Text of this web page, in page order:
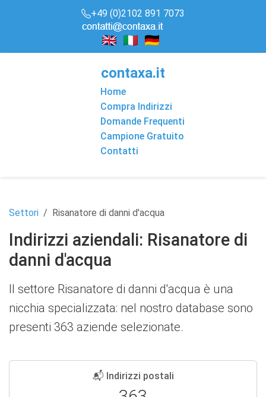
+49 (0)2102 891 7073
contaxa.it
Home
Compra Indirizzi
Domande Frequenti
Campione Gratuito
Contatti
Settori Risanatore di danni d'acqua
Indirizzi aziendali: Risanatore di
danni d'acqua
Il settore Risanatore di danni d'acqua è una
nicchia specializzata: nel nostro database sono
presenti 363 aziende selezionate.
📬 Indirizzi postali